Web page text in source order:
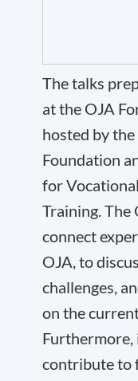
The talks
at the OJA
hosted by
Foundation
for
Training. The
connect
OJA, to
challenges,
on the
contribute to